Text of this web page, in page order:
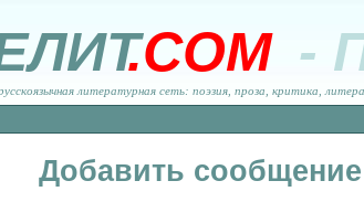
.COM -
литературная сеть: поэзия, проза, критика,
Добавить сообщение